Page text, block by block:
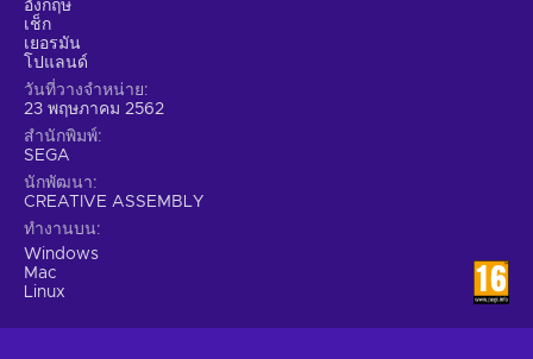
อังกฤษ
เช็ก
เยอรมัน
โปแลนด์
วันที่วางจำหน่าย
23 พฤษภาคม 2562
สำนักพิมพ์
SEGA
นักพัฒนา
CREATIVE ASSEMBLY
ทำงานบน
Windows
Mac
Linux